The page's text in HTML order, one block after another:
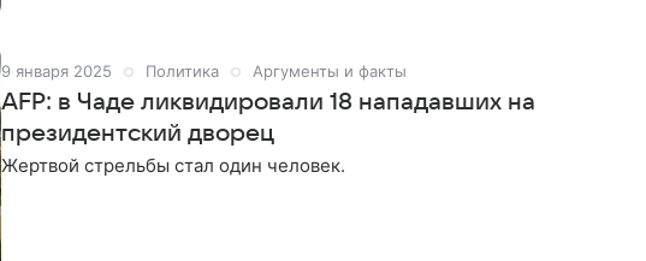
9 января 2025 Политика Аргументы и факты
AFP: в Чаде ликвидировали 18 нападавших на
президентский дворец
Жертвой стрельбы стал один человек.